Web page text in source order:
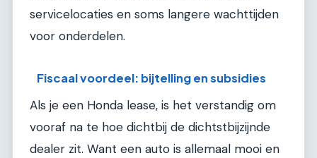
servicelocaties en soms langere wachttijden
voor onderdelen.
Fiscaal voordeel: bijtelling en subsidies
Als je een Honda lease, is het verstandig om
vooraf na te hoe dichtbij de dichtstbijzijnde
dealer zit. Want een auto is allemaal mooi en